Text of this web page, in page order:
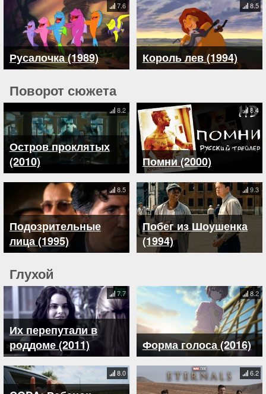
Русалочка (1989)
7.6
Король лев (1994)
8.5
Поворот сюжета
Остров проклятых
(2010)
8.2
Помни (2000)
8.4
Подозрительные
лица (1995)
8.5
Побег из Шоушенка
(1994)
9.3
Глухой
Их перепутали в
роддоме (2011)
7.7
Форма голоса (2016)
8.2
8.0 6.2